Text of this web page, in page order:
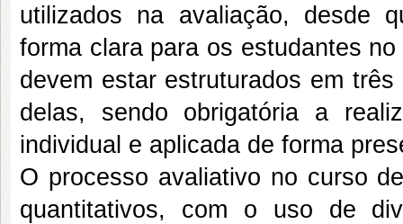
utilizados na avaliação, desde
forma clara para os estudantes
devem estar estruturados em
delas, sendo obrigatória a
individual e aplicada de forma
O processo avaliativo no curso
quantitativos, com o uso de